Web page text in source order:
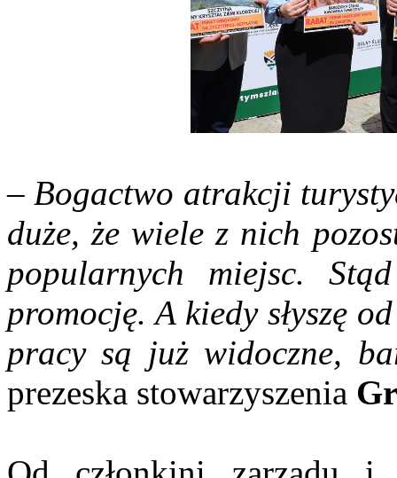
– Bogactwo atrakcji
duże, że wiele z nich
popularnych miejsc.
promocję. A kiedy słyszę
pracy są już widoczne,
prezeska stowarzyszenia